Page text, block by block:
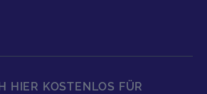
HIER KOSTENLOS FÜR